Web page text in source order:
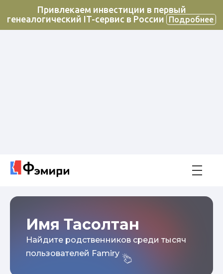
Привлекаем инвестиции в первый
генеалогический IT-сервис в России
Подробнее
Имя Тасолтан
Найдите родственников среди тысяч
пользователей Famiry